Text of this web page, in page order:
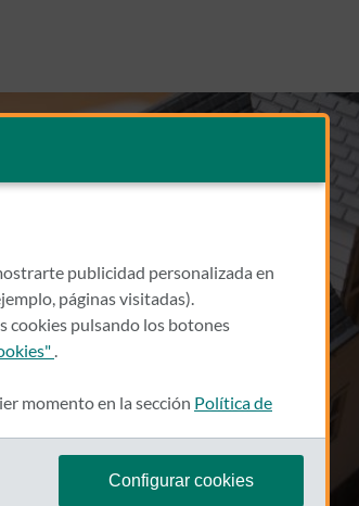
publicidad personalizada en
páginas visitadas).
cookies pulsando los botones
.
momento en la sección Política de
Configurar cookies